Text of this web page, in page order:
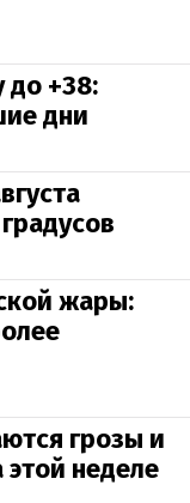
до +38:
дни
жары:
грозы и
этой неделе